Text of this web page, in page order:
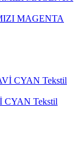
MAGENTA
CYAN Tekstil